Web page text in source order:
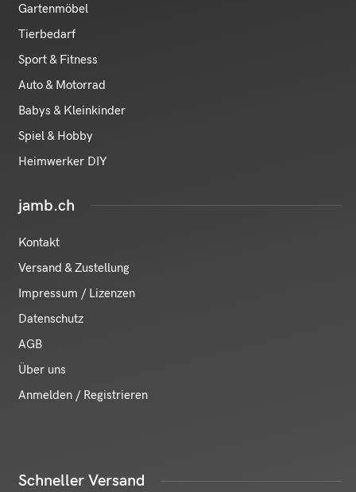
Gartenmöbel
Tierbedarf
Sport & Fitness
Auto & Motorrad
Babys & Kleinkinder
Spiel & Hobby
Heimwerker DIY
jamb.ch
Kontakt
Versand & Zustellung
Impressum / Lizenzen
Datenschutz
AGB
Über uns
Anmelden / Registrieren
Schneller Versand